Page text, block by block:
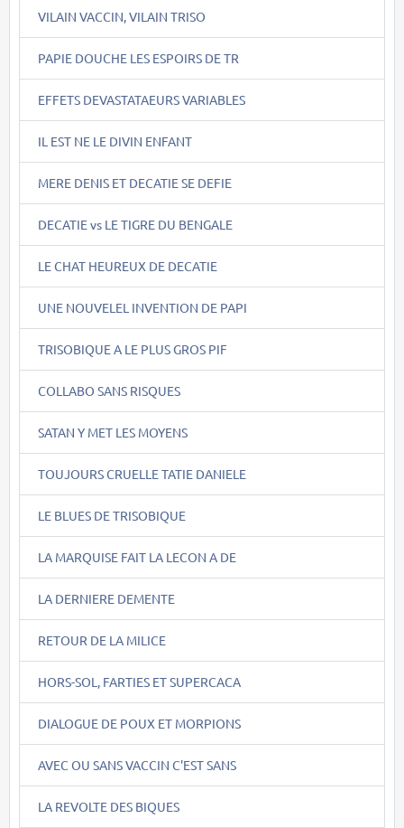
VILAIN VACCIN, VILAIN TRISO
PAPIE DOUCHE LES ESPOIRS DE TR
EFFETS DEVASTATAEURS VARIABLES
IL EST NE LE DIVIN ENFANT
MERE DENIS ET DECATIE SE DEFIE
DECATIE vs LE TIGRE DU BENGALE
LE CHAT HEUREUX DE DECATIE
UNE NOUVELEL INVENTION DE PAPI
TRISOBIQUE A LE PLUS GROS PIF
COLLABO SANS RISQUES
SATAN Y MET LES MOYENS
TOUJOURS CRUELLE TATIE DANIELE
LE BLUES DE TRISOBIQUE
LA MARQUISE FAIT LA LECON A DE
LA DERNIERE DEMENTE
RETOUR DE LA MILICE
HORS-SOL, FARTIES ET SUPERCACA
DIALOGUE DE POUX ET MORPIONS
AVEC OU SANS VACCIN C'EST SANS
LA REVOLTE DES BIQUES